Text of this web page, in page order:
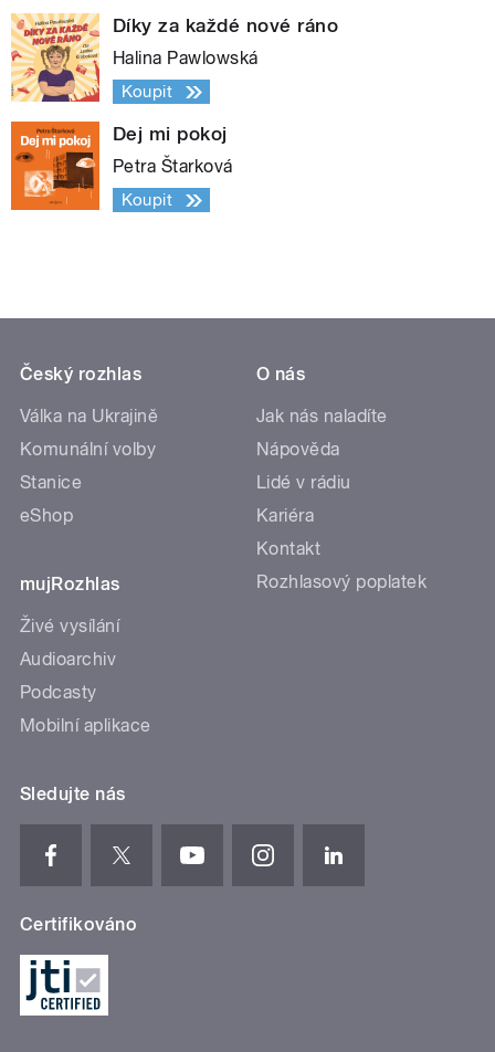
Díky za každé nové ráno
Halina Pawlowská
Koupit
Dej mi pokoj
Petra Štarková
Koupit
Český rozhlas
Válka na Ukrajině
Komunální volby
Stanice
eShop
mujRozhlas
Živé vysílání
Audioarchiv
Podcasty
Mobilní aplikace
O nás
Jak nás naladíte
Nápověda
Lidé v rádiu
Kariéra
Kontakt
Rozhlasový poplatek
Sledujte nás
Certifikováno